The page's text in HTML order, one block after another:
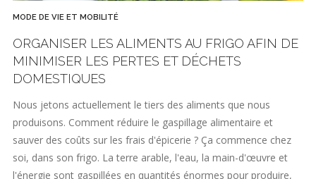
MODE DE VIE ET MOBILITÉ
ORGANISER LES ALIMENTS AU FRIGO AFIN DE
MINIMISER LES PERTES ET DÉCHETS
DOMESTIQUES
Nous jetons actuellement le tiers des aliments que nous
produisons. Comment réduire le gaspillage alimentaire et
sauver des coûts sur les frais d'épicerie ? Ça commence chez
soi, dans son frigo. La terre arable, l'eau, la main-d'œuvre et
l'énergie sont gaspillées en quantités énormes pour produire,